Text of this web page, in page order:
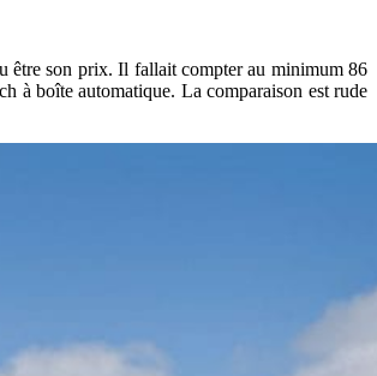
être son prix. Il fallait compter au minimum 86
à boîte automatique. La comparaison est rude